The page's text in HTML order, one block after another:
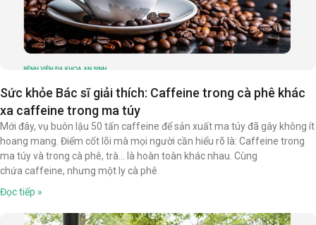
Sức khỏe Bác sĩ giải thích: Caffeine trong cà phê khác
xa caffeine trong ma túy
Mới đây, vụ buôn lậu 50 tấn caffeine để sản xuất ma túy đã gây không ít
hoang mang. Điểm cốt lõi mà mọi người cần hiểu rõ là: Caffeine trong
ma túy và trong cà phê, trà… là hoàn toàn khác nhau. Cùng
chứa caffeine, nhưng một ly cà phê
Đọc tiếp »